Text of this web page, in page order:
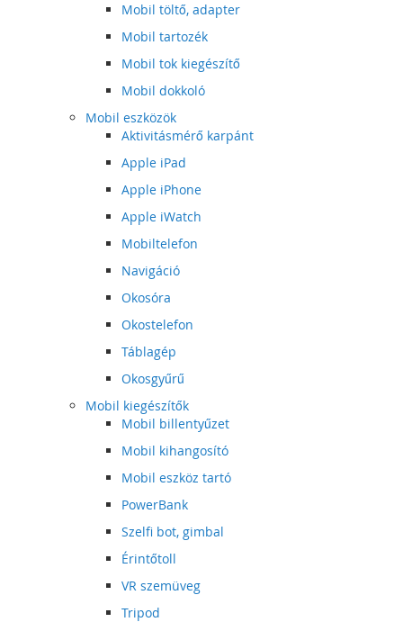
Mobil töltő, adapter
Mobil tartozék
Mobil tok kiegészítő
Mobil dokkoló
Mobil eszközök
Aktivitásmérő karpánt
Apple iPad
Apple iPhone
Apple iWatch
Mobiltelefon
Navigáció
Okosóra
Okostelefon
Táblagép
Okosgyűrű
Mobil kiegészítők
Mobil billentyűzet
Mobil kihangosító
Mobil eszköz tartó
PowerBank
Szelfi bot, gimbal
Érintőtoll
VR szemüveg
Tripod